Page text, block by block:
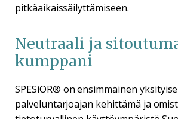
pitkäaikaissäilyttämiseen.
Neutraali ja
kumppani
SPESiOR® on ensimmäinen
palveluntarjoajan kehittämä ja